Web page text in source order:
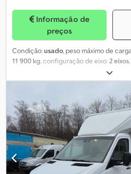
Informação de
preços
Condição:usado, peso máximo de
11 900 kg, configuração de eixo:2 eixos
, comprimento do espaço de
espaço de carga:2 000 mm, altura do
* Demmler TT 119 reboque rebaixado
fresadoras * Ano de fabrico: 2013 *
Suspensão pneumática * Timão
Ux Dbjdsha * Carga útil: 8.900 kg *
11.900 kg * Dimensões da plataforma:
Altura de carregamento: 70 cm *
m